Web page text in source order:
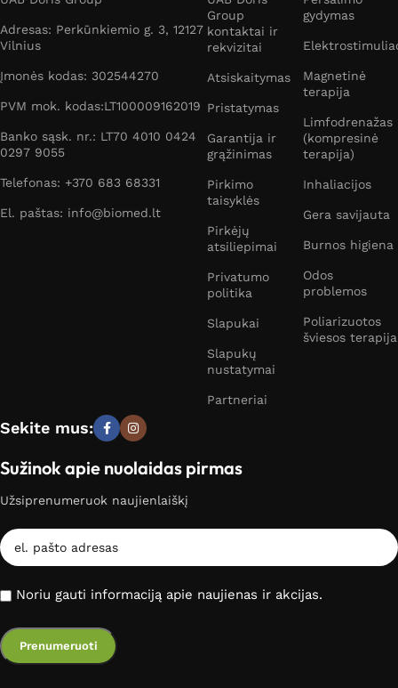
Adresas: Perkūnkiemio g. 3, 12127
Vilnius
Įmonės kodas: 302544270
PVM mok. kodas:LT100009162019
Banko sąsk. nr.: LT70 4010 0424
0297 9055
Telefonas: +370 683 68331
El. paštas: info@biomed.lt
Group
kontaktai ir
rekvizitai
Atsiskaitymas
Pristatymas
Garantija ir
grąžinimas
Pirkimo
taisyklės
Pirkėjų
atsiliepimai
Privatumo
politika
Slapukai
Slapukų
nustatymai
Partneriai
gydymas
Magnetinė
terapija
Limfodrenažas
(kompresinė
terapija)
Inhaliacijos
Gera savijauta
Burnos higiena
Odos
problemos
Poliarizuotos
šviesos terapija
Sekite mus:
Sužinok apie nuolaidas pirmas
Užsiprenumeruok naujienlaiškį
Noriu gauti informaciją apie naujienas ir akcijas.